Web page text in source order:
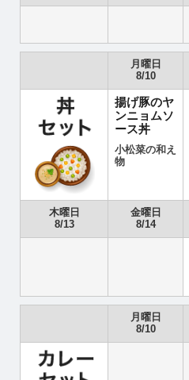
月曜日
8/10
揚げ豚のヤ
ンニョムソ
ース丼
小松菜の和え
物
木曜日
8/13
金曜日
8/14
月曜日
8/10